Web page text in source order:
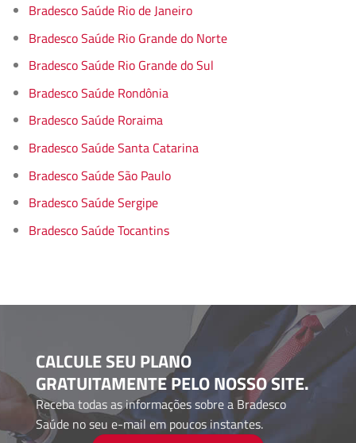
Bradesco Saúde Rio de Janeiro
Bradesco Saúde Rio Grande do Norte
Bradesco Saúde Rio Grande do Sul
Bradesco Saúde Rondônia
Bradesco Saúde Roraima
Bradesco Saúde Santa Catarina
Bradesco Saúde São Paulo
Bradesco Saúde Sergipe
Bradesco Saúde Tocantins
CALCULE SEU PLANO
GRATUITAMENTE PELO NOSSO SITE.
Receba todas as informações sobre a Bradesco
Saúde no seu e-mail em poucos instantes.